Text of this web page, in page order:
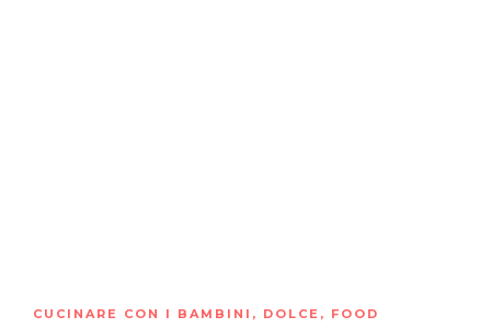
CUCINARE CON I BAMBINI , DOLCE , FOOD